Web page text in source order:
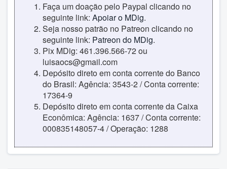
Faça um doação pelo Paypal clicando no
seguinte link: Apoiar o MDig.
Seja nosso patrão no Patreon clicando no
seguinte link: Patreon do MDig.
Pix MDig: 461.396.566-72 ou
luisaocs@gmail.com
Depósito direto em conta corrente do Banco
do Brasil: Agência: 3543-2 / Conta corrente:
17364-9
Depósito direto em conta corrente da Caixa
Econômica: Agência: 1637 / Conta corrente:
000835148057-4 / Operação: 1288